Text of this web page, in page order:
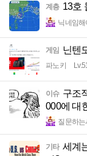
계층 13호
닉네임해
게임 닌텐
파노키
이슈 구조
000에 대
질문하는
기타 세계